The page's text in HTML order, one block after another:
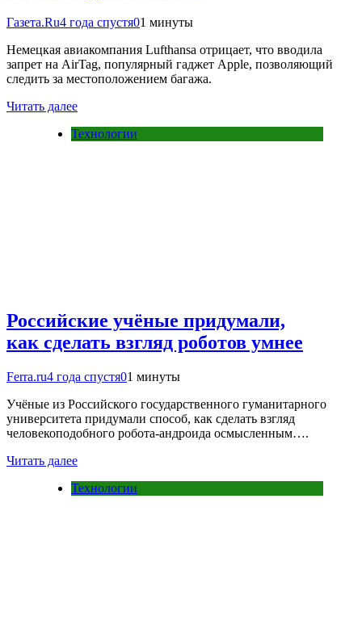
Газета.Ru4 года спустя01 минуты
Немецкая авиакомпания Lufthansa отрицает, что вводила
запрет на AirTag, популярный гаджет Apple, позволяющий
следить за местоположением багажа.
Читать далее
Технологии
Российские учёные придумали,
как сделать взгляд роботов умнее
Ferra.ru4 года спустя01 минуты
Учёные из Российского государственного гуманитарного
университета придумали способ, как сделать взгляд
человекоподобного робота-андроида осмысленным….
Читать далее
Технологии